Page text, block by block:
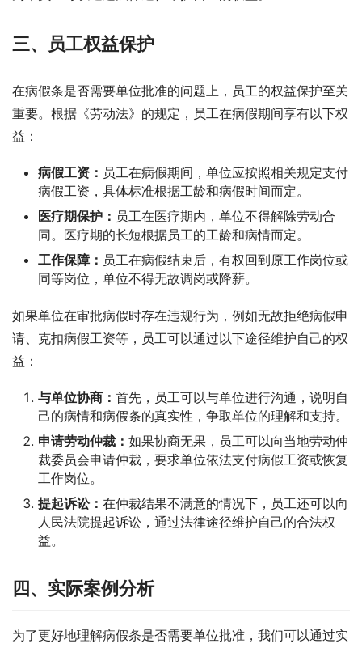
三、员工权益保护
在病假条是否需要单位批准的问题上，员工的权益保护至关
重要。根据《劳动法》的规定，员工在病假期间享有以下权
益：
病假工资： 员工在病假期间，单位应按照相关规定支付
病假工资，具体标准根据工龄和病假时间而定。
医疗期保护： 员工在医疗期内，单位不得解除劳动合
同。医疗期的长短根据员工的工龄和病情而定。
工作保障： 员工在病假结束后，有权回到原工作岗位或
同等岗位，单位不得无故调岗或降薪。
如果单位在审批病假时存在违规行为，例如无故拒绝病假申
请、克扣病假工资等，员工可以通过以下途径维护自己的权
益：
与单位协商： 首先，员工可以与单位进行沟通，说明自
己的病情和病假条的真实性，争取单位的理解和支持。
申请劳动仲裁： 如果协商无果，员工可以向当地劳动仲
裁委员会申请仲裁，要求单位依法支付病假工资或恢复
工作岗位。
提起诉讼： 在仲裁结果不满意的情况下，员工还可以向
人民法院提起诉讼，通过法律途径维护自己的合法权
益。
四、实际案例分析
为了更好地理解病假条是否需要单位批准，我们可以通过实